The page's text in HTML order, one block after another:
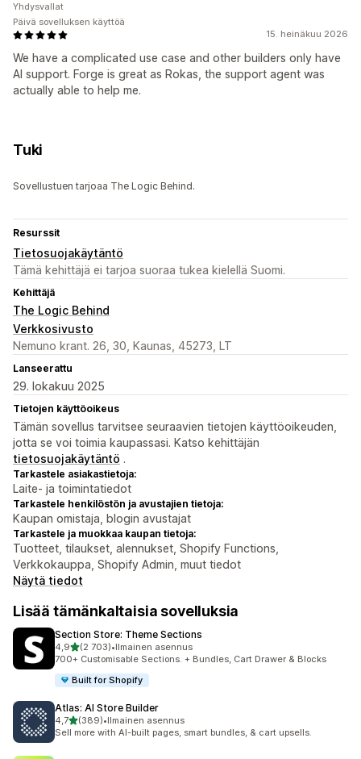
15. heinäkuu 2026
We have a complicated use case and other builders only have
AI support. Forge is great as Rokas, the support agent was
actually able to help me.
Yhdysvallat
Päivä sovelluksen käyttöä
Tuki
Sovellustuen tarjoaa The Logic Behind.
Resurssit
Tietosuojakäytäntö
Tämä kehittäjä ei tarjoa suoraa tukea kielellä Suomi.
Kehittäjä
The Logic Behind
Verkkosivusto
Nemuno krant. 26, 30, Kaunas, 45273, LT
Lanseerattu
29. lokakuu 2025
Tietojen käyttöoikeus
Tämän sovellus tarvitsee seuraavien tietojen käyttöoikeuden,
jotta se voi toimia kaupassasi. Katso kehittäjän
tietosuojakäytäntö .
Tarkastele asiakastietoja:
Laite- ja toimintatiedot
Tarkastele henkilöstön ja avustajien tietoja:
Kaupan omistaja, blogin avustajat
Tarkastele ja muokkaa kaupan tietoja:
Tuotteet, tilaukset, alennukset, Shopify Functions,
Verkkokauppa, Shopify Admin, muut tiedot
Näytä tiedot
Lisää tämänkaltaisia sovelluksia
Section Store: Theme Sections
4,9/ 5 tähteä
(2 703)
2703 arvostelua yhteensä
•Ilmainen asennus
700+ Customisable Sections. + Bundles, Cart Drawer & Blocks
Built for Shopify
Atlas: AI Store Builder
4,7/ 5 tähteä
(389)
389 arvostelua yhteensä
•Ilmainen asennus
Sell more with AI-built pages, smart bundles, & cart upsells.